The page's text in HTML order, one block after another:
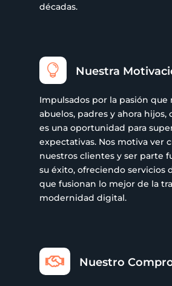
décadas.
 Nuestra
Impulsados por la pasión que
abuelos, padres y ahora hijos,
es una oportunidad para
expectativas. Nos motiva ver
nuestros clientes y ser parte
su éxito, ofreciendo servicios
que fusionan lo mejor de la
modernidad digital.
 Nuestro